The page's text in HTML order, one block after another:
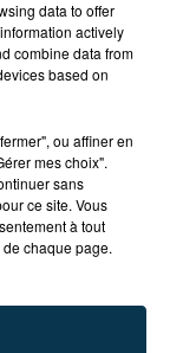
data to offer
actively
combine data from
based on
ou affiner en
mes choix".
sans
ce site. Vous
à tout
chaque page.